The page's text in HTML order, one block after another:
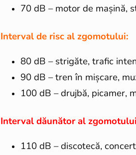
70 dB – motor de mașină,
Interval de risc al zgomotului:
80 dB – strigăte, trafic
90 dB – tren în mișcare,
100 dB – drujbă, picamer,
Interval dăunător al
110 dB – discotecă,